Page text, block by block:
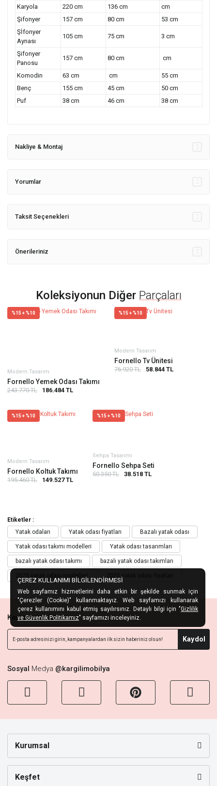
Karyola
220 cm 136 cm
cm
Şifonyer
157 cm 80 cm
53 cm
Şİfonyer
Aynası
105 cm 75 cm 3 cm
Şifonyer
Panosu
157 cm 80 cm cm
Komodin 63 cm cm
55 cm
Benç
155 cm 45 cm
50 cm
Puf
38 cm 46 cm 38 cm
Nakliye & Montaj
Yorumlar
Taksit Seçenekleri
Önerileriniz
Koleksiyonun Diğer Parçaları
%15 + %10
Modern Tasarım
Fornello Yemek Odası Takımı
243.770 TL 186.484 TL
%15 + %10
Modern Tasarım
Fornello Tv Ünitesi
76.920 TL 58.844 TL
%15 + %10
Modern Tasarım
Fornello Koltuk Takımı
195.460 TL 149.527 TL
%15 + %10
Sehpa Tasarımı
Fornello Sehpa Seti
50.350 TL 38.518 TL
Etiketler :
Yatak odaları
Yatak odası fiyatları Bazalı yatak odası
Yatak odası takımı modelleri Yatak odası tasarımları
bazalı yatak odası takımı bazalı yatak odası takımları
2025 yatak odası modelleri 2025 yatak odası fiyatları
KampanyaHabercisi
Kaydol
Sosyal Medya @kargilimobilya
Kurumsal
Keşfet
ÇEREZ KULLANIMI BİLGİLENDİRMESİ
Web sayfamız hizmetlerini daha etkin bir şekilde sunmak için
"Çerezler (Cookie)" kullanmaktayız. Web sayfamızı kullanarak
çerez kullanımını kabul etmiş sayılırsınız. Detaylı bilgi için "Gizlilik
ve Güvenlik Politikamız" sayfamızı inceleyiniz.